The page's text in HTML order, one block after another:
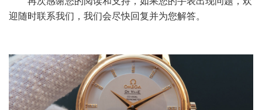
迎随时联系我们，我们会尽快回复并为您解答。